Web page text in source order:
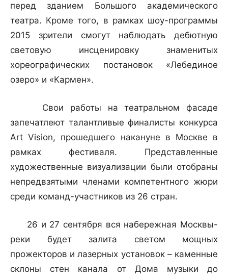
перед зданием Большого академического
театра. Кроме того, в рамках шоу-программы
2015 зрители смогут наблюдать дебютную
световую инсценировку знаменитых
хореографических постановок «Лебединое
озеро» и «Кармен».
Свои работы на театральном фасаде
запечатлеют талантливые финалисты конкурса
Art Vision, прошедшего накануне в Москве в
рамках фестиваля. Представленные
художественные визуализации были отобраны
непредвзятыми членами компетентного жюри
среди команд-участников из 26 стран.
26 и 27 сентября вся набережная Москвы-
реки будет залита светом мощных
прожекторов и лазерных установок – каменные
склоны стен канала от Дома музыки до